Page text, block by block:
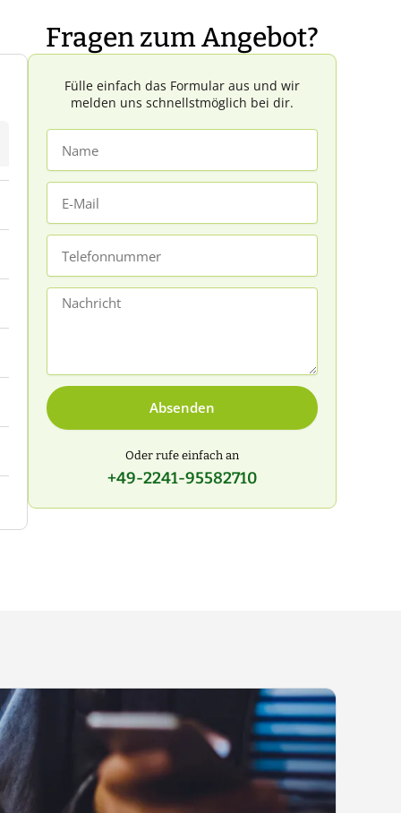
Fragen zum Angebot?
Fülle einfach das Formular aus und wir
melden uns schnellstmöglich bei dir.
Mail
Nachricht
Absenden
Oder rufe einfach an
+49-2241-95582710